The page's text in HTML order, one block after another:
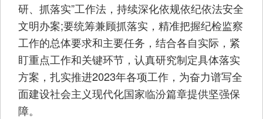
研、抓落实”工作法，持续深化依规依纪依法安全
文明办案;要统筹兼顾抓落实，精准把握纪检监察
工作的总体要求和主要任务，结合各自实际，紧
盯重点工作和关键环节，认真研究制定具体落实
方案，扎实推进2023年各项工作，为奋力谱写全
面建设社会主义现代化国家临汾篇章提供坚强保
障。